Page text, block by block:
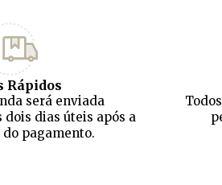
Rápidos
será enviada
dias úteis após a
pagamento.